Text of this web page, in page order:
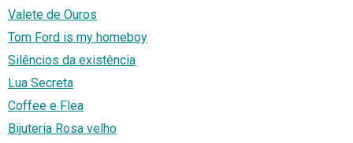
Valete de Ouros
Tom Ford is my homeboy
Silêncios da existência
Lua Secreta
Coffee e Flea
Bijuteria Rosa velho